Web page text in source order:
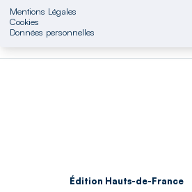
Mentions Légales
Cookies
Données personnelles
Édition Hauts-de-France